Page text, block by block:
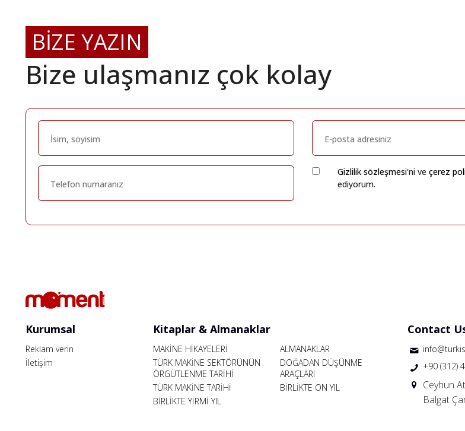
BİZE YAZIN
Bize ulaşmanız çok kolay
Gizlilik sözleşmesi'ni ve çerez
ediyorum.
Kurumsal
Reklam verin
İletişim
Kitaplar & Almanaklar
MAKİNE HİKAYELERİ
ALMANAKLAR
TÜRK MAKİNE SEKTÖRÜNÜN
ÖRGÜTLENME TARİHİ
DOĞADAN DÜŞÜNME
ARAÇLARI
TÜRK MAKİNE TARİHİ
BİRLİKTE ON YIL
BİRLİKTE YİRMİ YIL
Contact
+90 (312)
Ceyhun
Balgat